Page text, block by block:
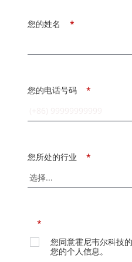
*
您的姓名
*
您的电话号码
*
您所处的行业
*
您同意霍尼韦尔科技的
您的个人信息。